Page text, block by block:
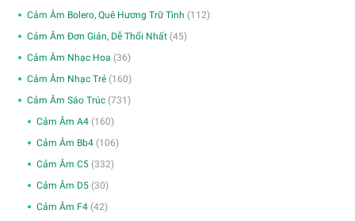
Cảm Âm Bolero, Quê Hương Trữ Tình (112)
Cảm Âm Đơn Giản, Dễ Thổi Nhất (45)
Cảm Âm Nhạc Hoa (36)
Cảm Âm Nhạc Trẻ (160)
Cảm Âm Sáo Trúc (731)
Cảm Âm A4 (160)
Cảm Âm Bb4 (106)
Cảm Âm C5 (332)
Cảm Âm D5 (30)
Cảm Âm F4 (42)